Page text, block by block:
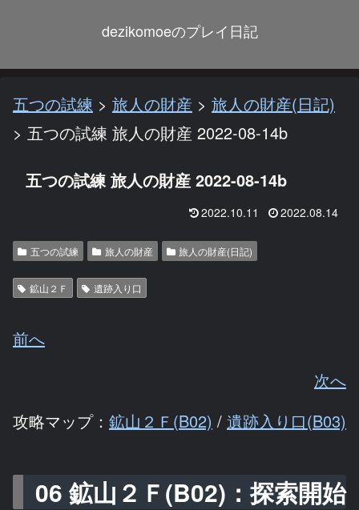
dezikomoeのプレイ日記
五つの試練 > 旅人の財産 > 旅人の財産(日記)
> 五つの試練 旅人の財産 2022-08-14b
五つの試練 旅人の財産 2022-08-14b
2022.10.11 2022.08.14
五つの試練 旅人の財産 旅人の財産(日記)
鉱山２Ｆ 遺跡入り口
前へ
次へ
攻略マップ： 鉱山２Ｆ(B02) / 遺跡入り口(B03)
06 鉱山２Ｆ(B02)：探索開始